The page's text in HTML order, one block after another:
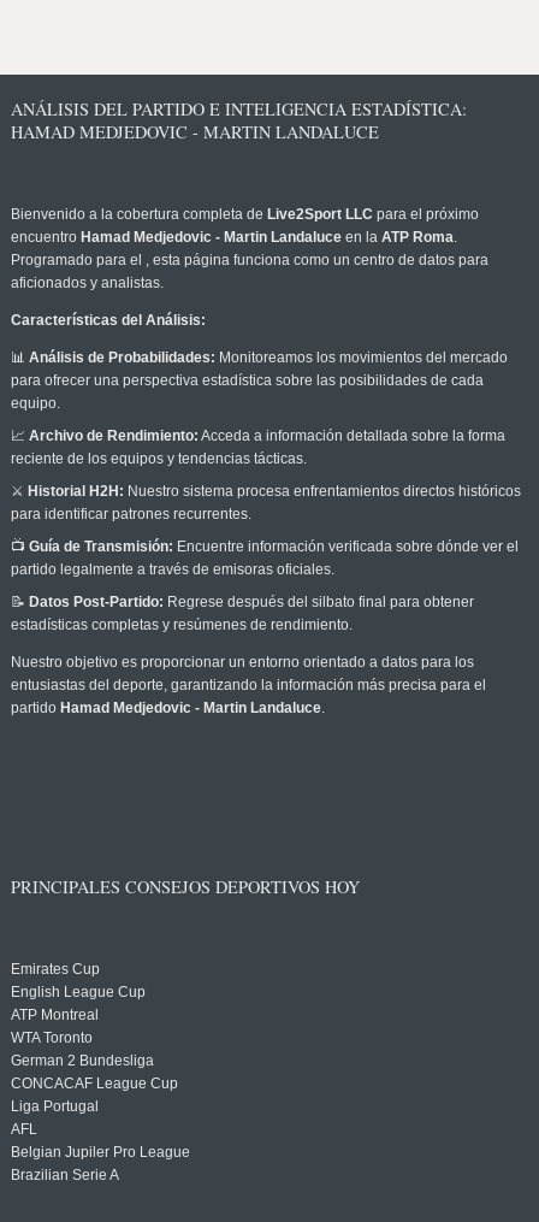
ANÁLISIS DEL PARTIDO E INTELIGENCIA ESTADÍSTICA:
HAMAD MEDJEDOVIC - MARTIN LANDALUCE
Bienvenido a la cobertura completa de Live2Sport LLC para el próximo
encuentro Hamad Medjedovic - Martin Landaluceen la ATP Roma.
Programado para el , esta página funciona como un centro de datos para
aficionados y analistas.
Características del Análisis:
📊 Análisis de Probabilidades: Monitoreamos los movimientos del mercado
para ofrecer una perspectiva estadística sobre las posibilidades de cada
equipo.
📈 Archivo de Rendimiento: Acceda a información detallada sobre la forma
reciente de los equipos y tendencias tácticas.
⚔️ Historial H2H: Nuestro sistema procesa enfrentamientos directos históricos
para identificar patrones recurrentes.
📺 Guía de Transmisión: Encuentre información verificada sobre dónde ver el
partido legalmente a través de emisoras oficiales.
📝 Datos Post-Partido: Regrese después del silbato final para obtener
estadísticas completas y resúmenes de rendimiento.
Nuestro objetivo es proporcionar un entorno orientado a datos para los
entusiastas del deporte, garantizando la información más precisa para el
partido Hamad Medjedovic - Martin Landaluce.
PRINCIPALES CONSEJOS DEPORTIVOS HOY
Emirates Cup
English League Cup
ATP Montreal
WTA Toronto
German 2 Bundesliga
CONCACAF League Cup
Liga Portugal
AFL
Belgian Jupiler Pro League
Brazilian Serie A